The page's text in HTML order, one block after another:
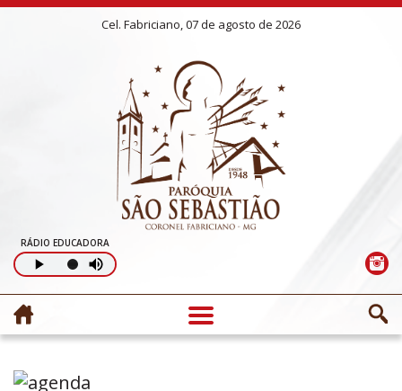
Cel. Fabriciano, 07 de agosto de 2026
RÁDIO EDUCADORA